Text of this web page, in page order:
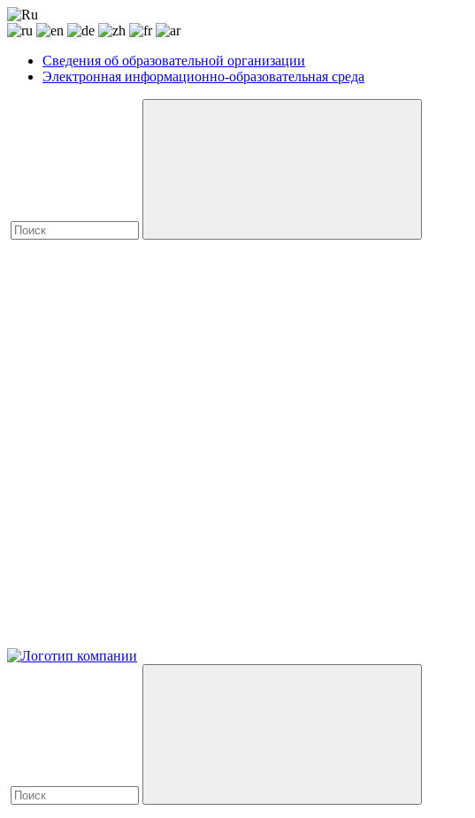
Сведения об образовательной организации
Электронная информационно-образовательная среда